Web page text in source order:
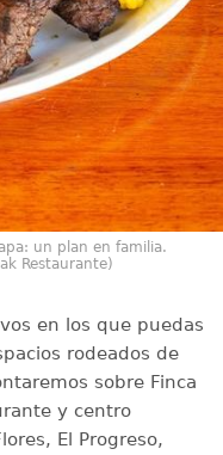
un plan en familia.
Restaurante)
en los que puedas
rodeados de
sobre Finca
y centro
El Progreso,